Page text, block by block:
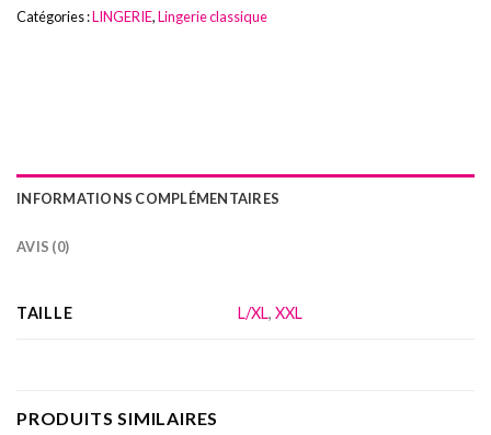
Catégories :LINGERIE,Lingerie classique
INFORMATIONS COMPLÉMENTAIRES
AVIS (0)
TAILLE L/XL,XXL
PRODUITS SIMILAIRES